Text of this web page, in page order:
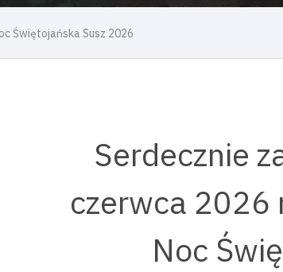
Świętojańska Susz 2026
Serdecznie
czerwca 2026
Noc